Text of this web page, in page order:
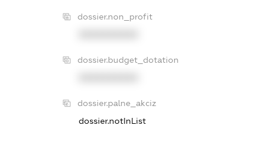
dossier.non_profit
dossier.budget_dotation
dossier.palne_akciz
dossier.notInList